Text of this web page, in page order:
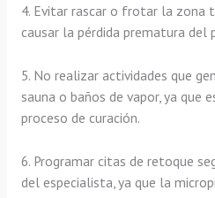
4. Evitar rascar o frotar la zona
causar la pérdida prematura del
5. No realizar actividades que
sauna o baños de vapor, ya que
proceso de curación.
6. Programar citas de retoque
del especialista, ya que la